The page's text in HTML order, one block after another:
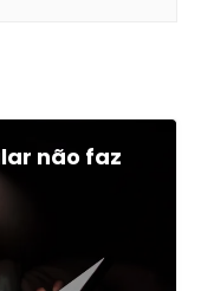
não faz